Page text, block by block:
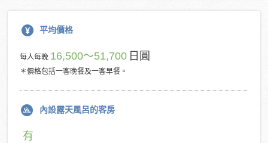
平均價格
每人每晚 16,500～51,700 日圓
＊價格包括一客晚餐及一客早餐。
內設露天風呂的客房
有